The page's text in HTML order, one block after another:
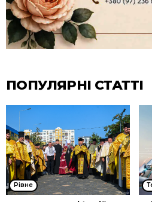
ПОПУЛЯРНІ СТАТТІ
Рівне